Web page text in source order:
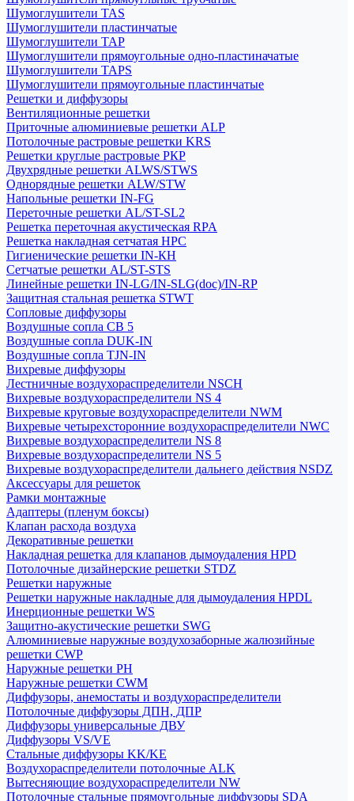
Шумоглушители TAS
Шумоглушители пластинчатые
Шумоглушители TAP
Шумоглушители прямоугольные одно-пластиначатые
Шумоглушители TAPS
Шумоглушители прямоугольные пластинчатые
Решетки и диффузоры
Вентиляционные решетки
Приточные алюминиевые решетки ALP
Потолочные растровые решетки KRS
Решетки круглые растровые РКР
Двухрядные решетки ALWS/STWS
Однорядные решетки ALW/STW
Напольные решетки IN-FG
Переточные решетки AL/ST-SL2
Решетка переточная акустическая RPA
Решетка накладная сетчатая НРС
Гигиенические решетки IN-КН
Сетчатые решетки AL/ST-STS
Линейные решетки IN-LG/IN-SLG(doc)/IN-RP
Защитная стальная решетка STWT
Сопловые диффузоры
Воздушные сопла СВ 5
Воздушные сопла DUK-IN
Воздушные сопла TJN-IN
Вихревые диффузоры
Лестничные воздухораспределители NSCH
Вихревые воздухораспределители NS 4
Вихревые круговые воздухораспределители NWM
Вихревые четырехсторонние воздухораспределители NWC
Вихревые воздухораспределители NS 8
Вихревые воздухораспределители NS 5
Вихревые воздухораспределители дальнего действия NSDZ
Аксессуары для решеток
Рамки монтажные
Адаптеры (пленум боксы)
Клапан расхода воздуха
Декоративные решетки
Накладная решетка для клапанов дымоудаления HPD
Потолочные дизайнерские решетки STDZ
Решетки наружные
Решетки наружные накладные для дымоудаления HPDL
Инерционные решетки WS
Защитно-акустические решетки SWG
Алюминиевые наружные воздухозаборные жалюзийные
решетки CWP
Наружные решетки РН
Наружные решетки CWM
Диффузоры, анемостаты и воздухораспределители
Потолочные диффузоры ДПН, ДПР
Диффузоры универсальные ДВУ
Диффузоры VS/VE
Стальные диффузоры KK/KE
Воздухораспределители потолочные ALK
Вытесняющие воздухораспределители NW
Потолочные стальные прямоугольные диффузоры SDA